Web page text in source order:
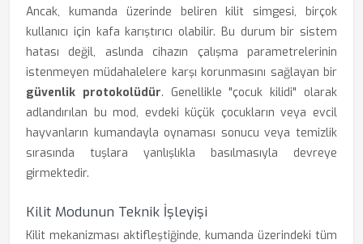
Ancak, kumanda üzerinde beliren kilit simgesi, birçok
kullanıcı için kafa karıştırıcı olabilir. Bu durum bir sistem
hatası değil, aslında cihazın çalışma parametrelerinin
istenmeyen müdahalelere karşı korunmasını sağlayan bir
güvenlik protokolüdür. Genellikle "çocuk kilidi" olarak
adlandırılan bu mod, evdeki küçük çocukların veya evcil
hayvanların kumandayla oynaması sonucu veya temizlik
sırasında tuşlara yanlışlıkla basılmasıyla devreye
girmektedir.
Kilit Modunun Teknik İşleyişi
Kilit mekanizması aktifleştiğinde, kumanda üzerindeki tüm